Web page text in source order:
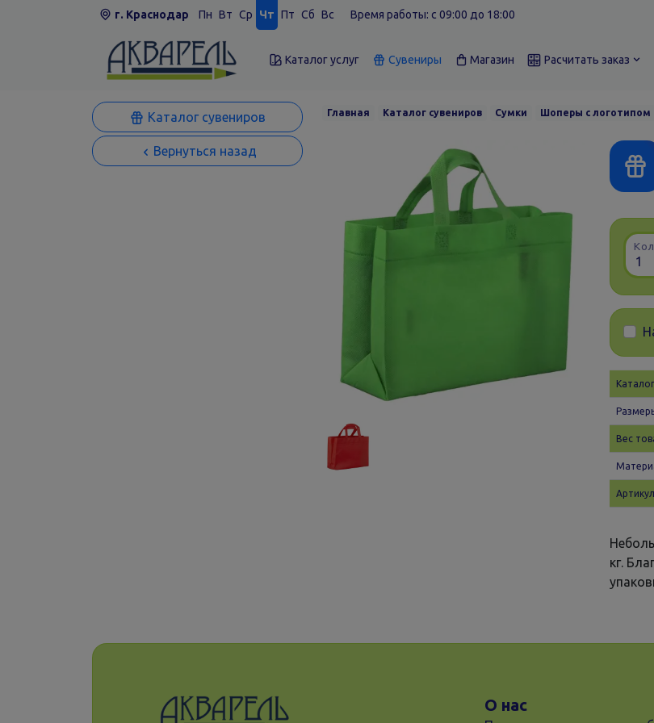
г. Краснодар Пн Вт Ср Чт Пт Сб Вс Время работы: c 09:00 до 18:00
Каталог услуг Сувениры Магазин Расчитать заказ
Каталог сувениров
Вернуться назад
Главная Каталог сувениров Сумки Шоперы с логотипом
Вес
кг.
О нас